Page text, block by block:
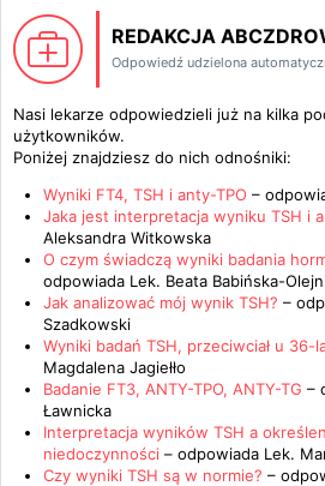
REDAKCJA
Odpowiedź udzielona
Nasi lekarze odpowiedzieli już na kilka
użytkowników.
Poniżej znajdziesz do nich odnośniki:
Wyniki FT4, TSH i anty-TPO –
Jaka jest interpretacja wyniku TSH i
Aleksandra Witkowska
O czym świadczą wyniki badania
odpowiada Lek. Beata Babińska-
Jak analizować mój wynik TSH? –
Szadkowski
Wyniki badań TSH, przeciwciał u 36-
Magdalena Jagiełło
Badanie FT3, ANTY-TPO, ANTY-TG –
Ławnicka
Interpretacja wyników TSH a
niedoczynności – odpowiada Lek.
Czy wyniki TSH są w normie? –